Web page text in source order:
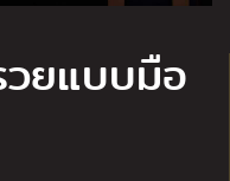
ยแบบมือ